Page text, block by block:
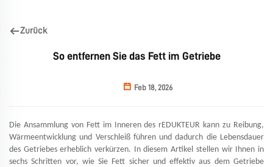
Zurück
So entfernen Sie das Fett im Getriebe
Feb 18, 2026
Die Ansammlung von Fett im Inneren des rEDUKTEUR kann zu Reibung,
Wärmeentwicklung und Verschleiß führen und dadurch die Lebensdauer
des Getriebes erheblich verkürzen. In diesem Artikel stellen wir Ihnen in
sechs Schritten vor, wie Sie Fett sicher und effektiv aus dem Getriebe